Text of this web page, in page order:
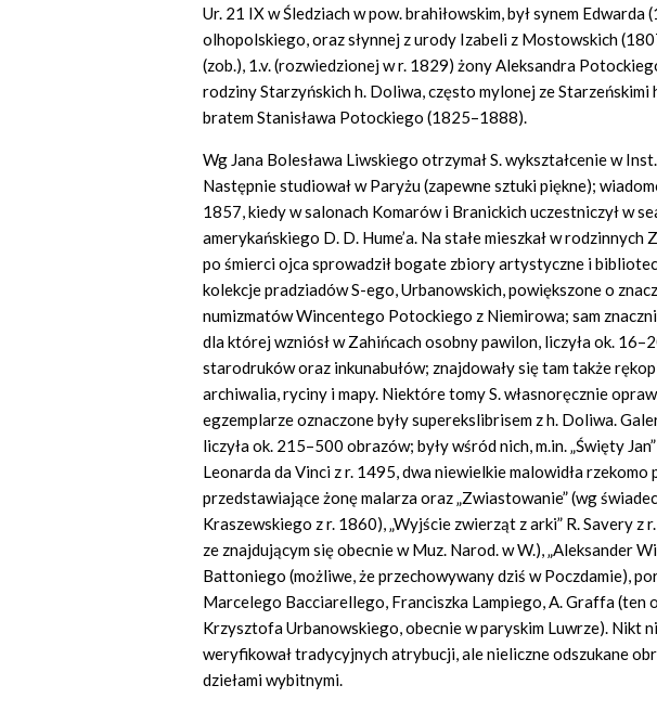
Ur. 21 IX w Śledziach w pow. brahiłowskim, był synem
olhopolskiego, oraz słynnej z urody Izabeli z Mostowskich
(zob.), 1.v. (rozwiedzionej w r. 1829) żony Aleksandra
rodziny Starzyńskich h. Doliwa, często mylonej ze Starzeńskimi
bratem Stanisława Potockiego (1825–1888).
Wg Jana Bolesława Liwskiego otrzymał S. wykształcenie w
Następnie studiował w Paryżu (zapewne sztuki piękne);
1857, kiedy w salonach Komarów i Branickich uczestniczył w
amerykańskiego D. D. Hume’a. Na stałe mieszkał w rodzinnych
po śmierci ojca sprowadził bogate zbiory artystyczne i
kolekcje pradziadów S-ego, Urbanowskich, powiększone o
numizmatów Wincentego Potockiego z Niemirowa; sam
dla której wzniósł w Zahińcach osobny pawilon, liczyła ok.
starodruków oraz inkunabułów; znajdowały się tam także
archiwalia, ryciny i mapy. Niektóre tomy S. własnoręcznie
egzemplarze oznaczone były superekslibrisem z h. Doliwa.
liczyła ok. 215–500 obrazów; były wśród nich, m.in. „Święty
Leonarda da Vinci z r. 1495, dwa niewielkie malowidła rzekomo
przedstawiające żonę malarza oraz „Zwiastowanie” (wg
Kraszewskiego z r. 1860), „Wyjście zwierząt z arki” R. Savery z
ze znajdującym się obecnie w Muz. Narod. w W.), „Aleksander
Battoniego (możliwe, że przechowywany dziś w Poczdamie),
Marcelego Bacciarellego, Franciszka Lampiego, A. Graffa (ten
Krzysztofa Urbanowskiego, obecnie w paryskim Luwrze). Nikt
weryfikował tradycyjnych atrybucji, ale nieliczne odszukane
dziełami wybitnymi.